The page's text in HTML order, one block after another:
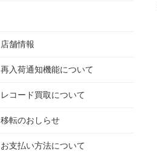
店舗情報
再入荷通知機能について
レコード買取について
移転のおしらせ
お支払い方法について